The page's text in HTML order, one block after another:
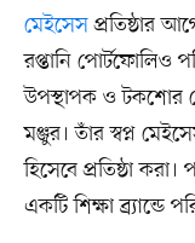
মেইসেসপ্রতিষ্ঠার
রপ্তানি পোর্টফোলিও
উপস্থাপক ও টকশোর
মঞ্জুর। তাঁর স্বপ্ন
হিসেবে প্রতিষ্ঠা
একটি শিক্ষা ব্র্যান্ডে